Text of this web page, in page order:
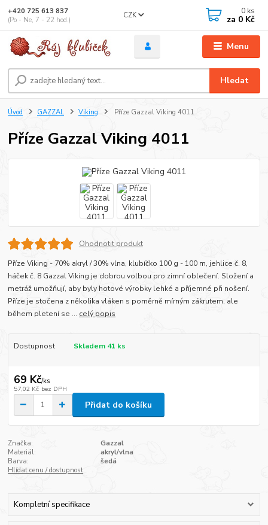
Menu
CZK
Hledat
+420 725 613 837
(Po - Ne, 7 - 22 hod.)
0 ks
za 0 Kč
Úvod GAZZAL Viking Příze Gazzal Viking 4011
Příze Gazzal Viking 4011
Ohodnotit produkt
Příze Viking - 70% akryl / 30% vlna, klubíčko 100 g - 100 m, jehlice č. 8,
háček č. 8 Gazzal Viking je dobrou volbou pro zimní oblečení. Složení a
metráž umožňují, aby byly hotové výrobky lehké a příjemné při nošení.
Příze je stočena z několika vláken s poměrně mírným zákrutem, ale
během pletení se ... celý popis
Dostupnost Skladem 41 ks
69 Kč/ks
57,02 Kč bez DPH
Přidat do košíku
Značka:
Gazzal
Materiál:
akryl/vlna
Barva:
šedá
Hlídat cenu / dostupnost
Kompletní specifikace